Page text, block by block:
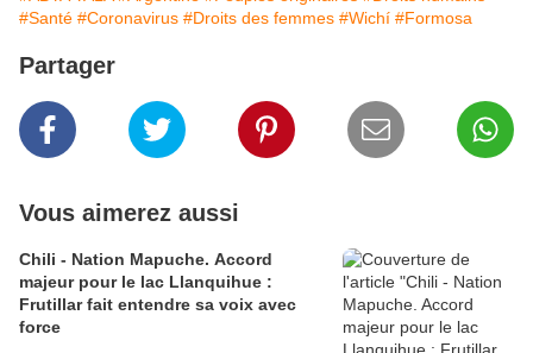
#Santé #Coronavirus #Droits des femmes #Wichí #Formosa
Partager
Vous aimerez aussi
Chili - Nation Mapuche. Accord
majeur pour le lac Llanquihue :
Frutillar fait entendre sa voix avec
force